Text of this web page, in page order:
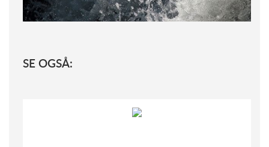
SE OGSÅ: